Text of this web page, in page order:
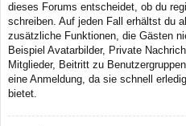
dieses Forums entscheidet, ob du
schreiben. Auf jeden Fall erhältst du
zusätzliche Funktionen, die Gästen
Beispiel Avatarbilder, Private
Mitglieder, Beitritt zu
eine Anmeldung, da sie schnell
bietet.